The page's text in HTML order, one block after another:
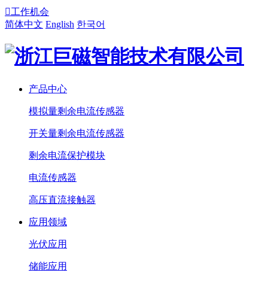
工作机会
简体中文 English 한국어
产品中心
模拟量剩余电流传感器
开关量剩余电流传感器
剩余电流保护模块
电流传感器
高压直流接触器
应用领域
光伏应用
储能应用